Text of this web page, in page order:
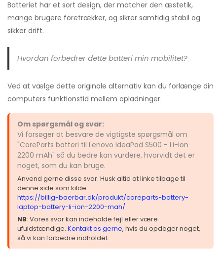
Batteriet har et sort design, der matcher den æstetik,
mange brugere foretrækker, og sikrer samtidig stabil og
sikker drift.
Hvordan forbedrer dette batteri min mobilitet?
Ved at vælge dette originale alternativ kan du forlænge din
computers funktionstid mellem opladninger.
Om spørgsmål og svar:
Vi forsøger at besvare de vigtigste spørgsmål om
"CoreParts batteri til Lenovo IdeaPad S500 - Li-Ion
2200 mAh" så du bedre kan vurdere, hvorvidt det er
noget, som du kan bruge.
Anvend gerne disse svar. Husk altid at linke tilbage til
denne side som kilde:
https://billig-baerbar.dk/produkt/coreparts-battery-
laptop-battery-li-ion-2200-mah/
NB: Vores svar kan indeholde fejl eller være
ufuldstændige. Kontakt os gerne, hvis du opdager noget,
så vi kan forbedre indholdet.